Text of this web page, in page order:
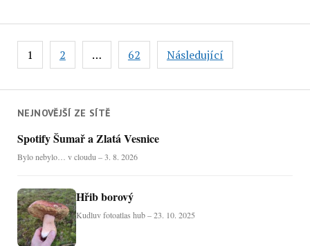
NEJNOVĚJŠÍ ZE SÍTĚ
Spotify Šumař a Zlatá Vesnice
Bylo nebylo… v cloudu – 3. 8. 2026
Hřib borový
Kudluv fotoatlas hub – 23. 10. 2025
Stránkování
příspěvků
1 2 … 62 Následující